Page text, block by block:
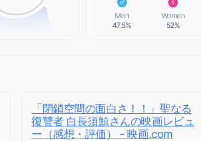
Men
47.5%
Women
52%
「閉鎖空間の面白さ！！」聖なる
復讐者 白長須鯨さんの映画レビュ
ー（感想・評価） - 映画.com